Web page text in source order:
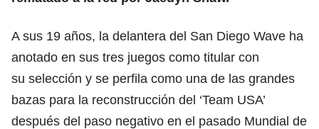
A sus 19 años, la delantera del San Diego Wave ha
anotado en sus tres juegos como titular con
su selección y se perfila como una de las grandes
bazas para la reconstrucción del ‘Team USA’
después del paso negativo en el pasado Mundial de